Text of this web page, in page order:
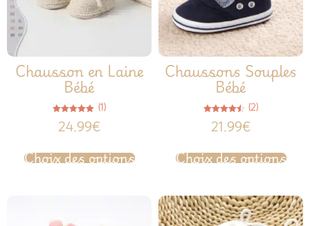
Chausson en Laine
Bébé
Note
5.00
sur 5
(1)
24.99€
Choix des options
Chaussons Souples
Bébé
4.50
sur 5
(2)
21.99€
Choix des options